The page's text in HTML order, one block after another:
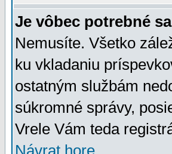
Je vôbec potrebné
Nemusíte. Všetko
ku vkladaniu
ostatným službám
súkromné správy,
Vrele Vám teda
Návrat hore